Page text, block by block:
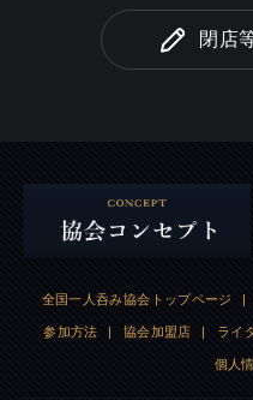
閉店
全国一人呑み協会トップページ |
参加方法 | 協会加盟店 | ライ
個人